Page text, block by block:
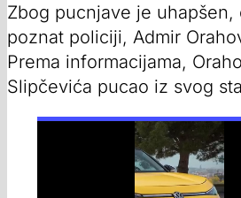
Zbog pucnjave je uhapšen,
poznat policiji, Admir
Prema informacijama,
Slipčevića pucao iz svog